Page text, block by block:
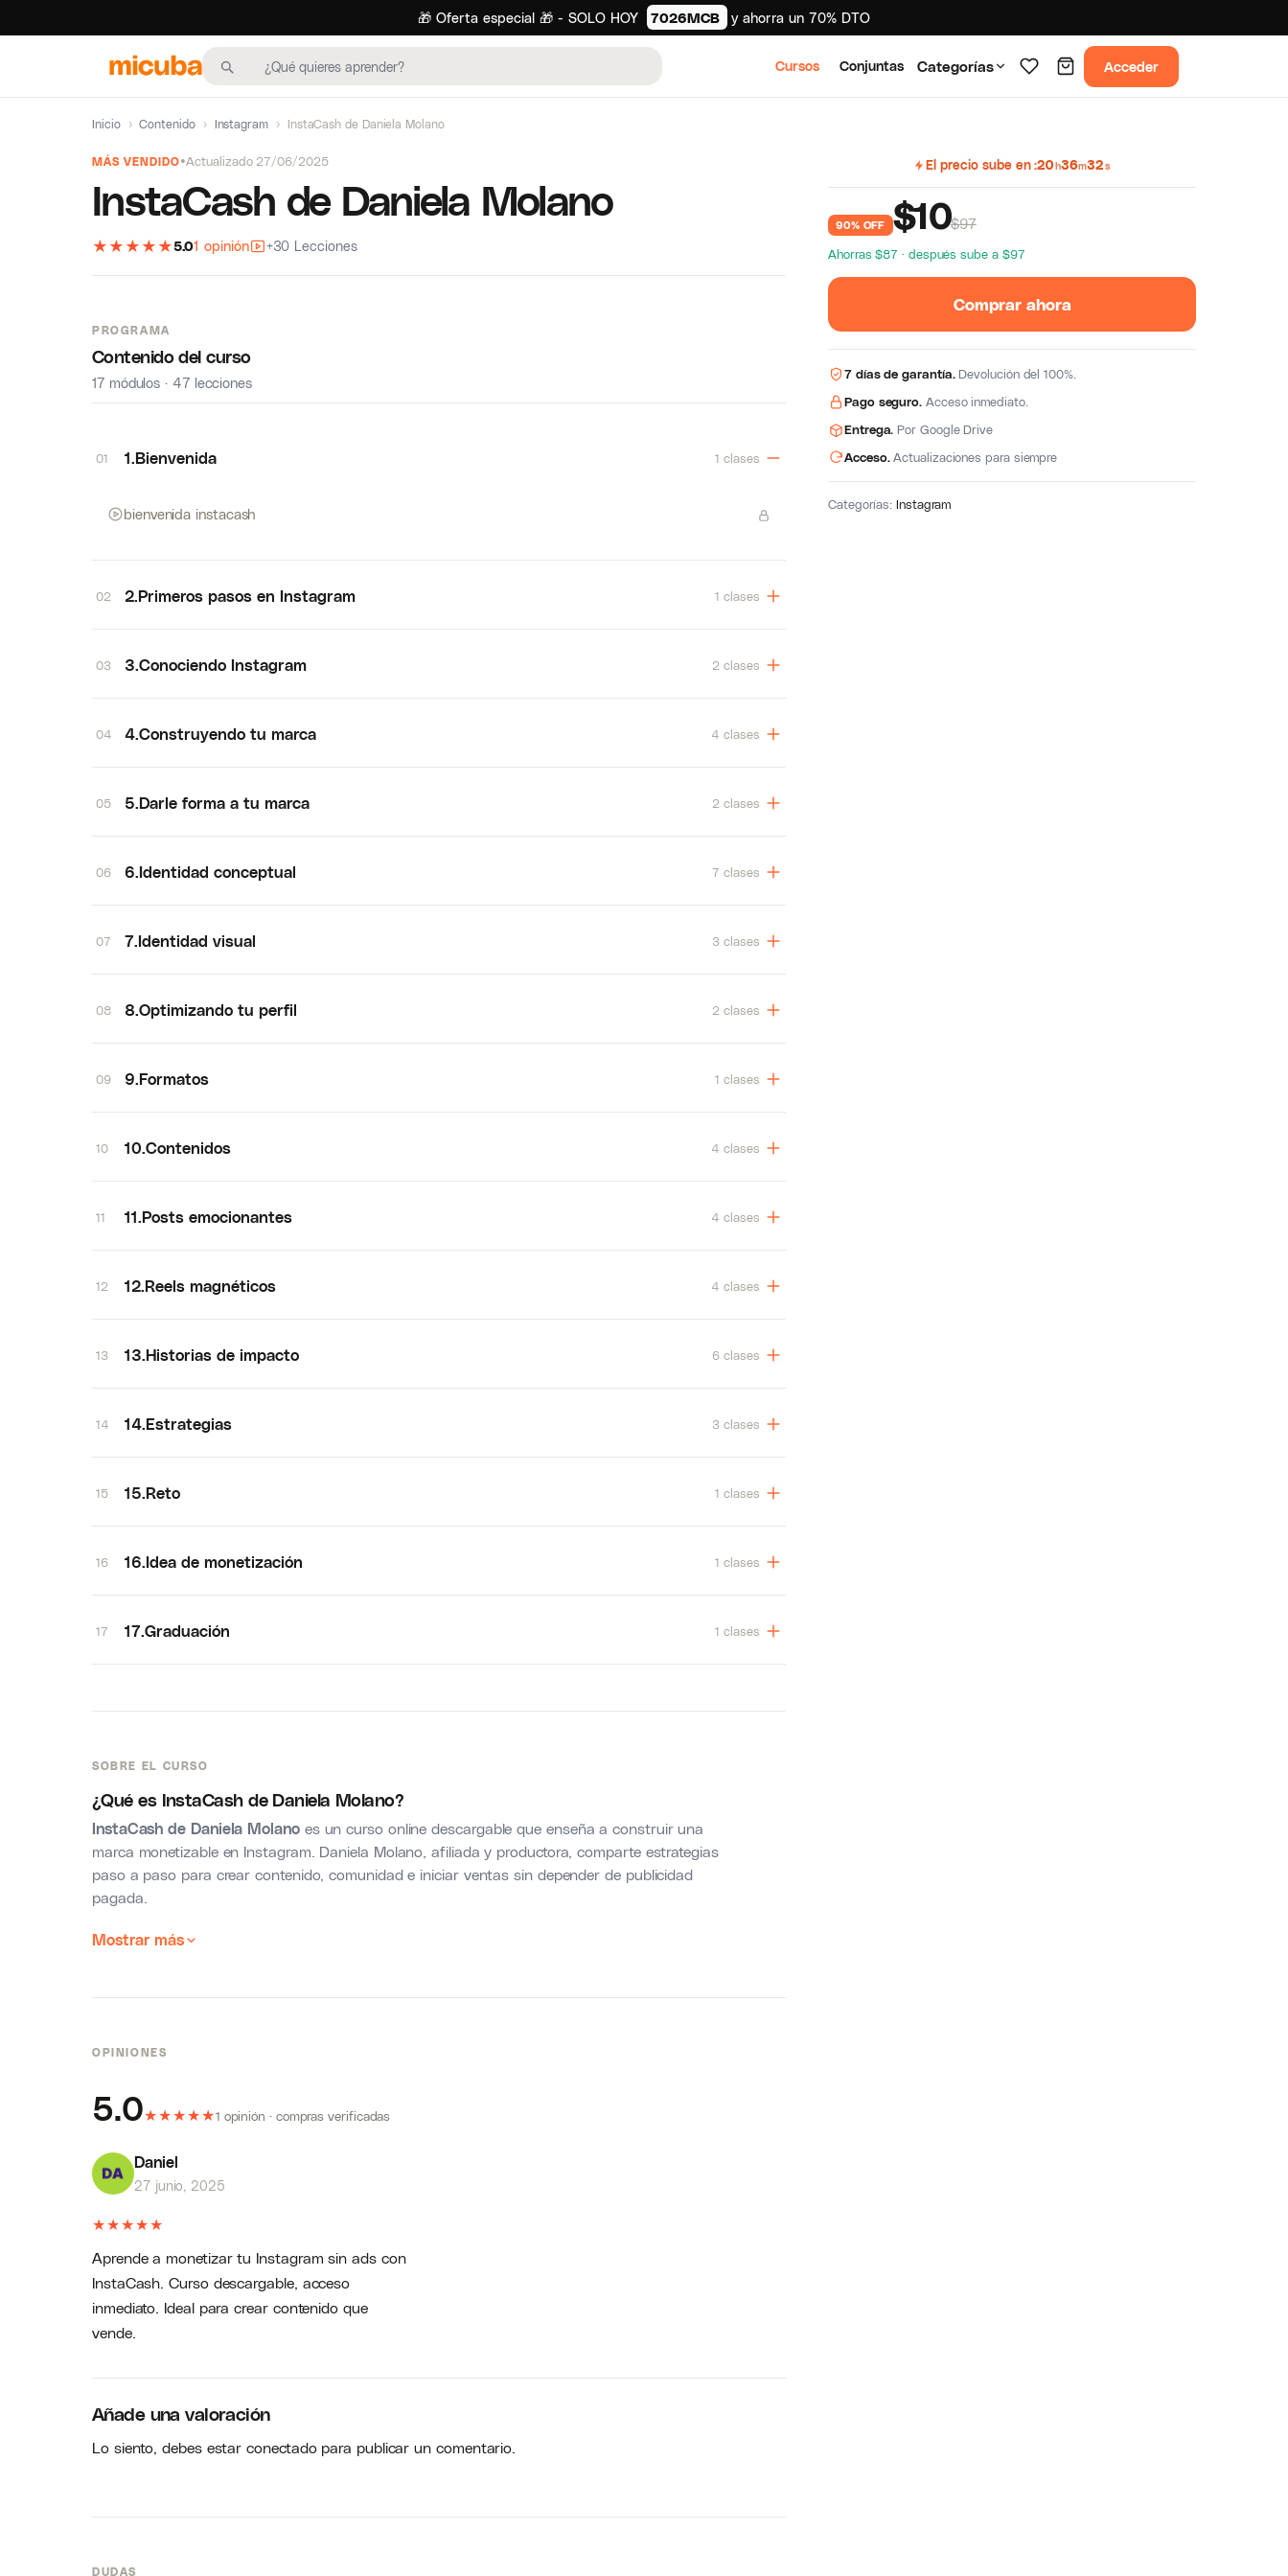
🎁 Oferta especial 🎁 - SOLO HOY 7026MCB y ahorra un 70% DTO
Cursos Conjuntas Categorías Acceder
Inicio › Contenido › Instagram › InstaCash de Daniela Molano
MÁS VENDIDO Actualizado 27/06/2025
InstaCash de Daniela Molano
★ ★ ★ ★ ★5.01 opinión +30 Lecciones
SOBRE EL CURSO
¿Qué es InstaCashde Daniela Molano?
InstaCash de Daniela Molanoes un curso online descargable que enseña a construir una
marca monetizable en Instagram. Daniela Molano, afiliada y productora, comparte estrategias
paso a paso para crear contenido, comunidad e iniciar ventas sin depender de publicidad
pagada.
Mostrar más
PROGRAMA
Contenido del curso
17 módulos · 47 lecciones
01 1.Bienvenida 1 clases
bienvenida instacash
02 2.Primeros pasos en Instagram 1 clases
03 3.Conociendo Instagram 2 clases
04 4.Construyendo tu marca 4 clases
05 5.Darle forma a tu marca 2 clases
06 6.Identidad conceptual 7 clases
07 7.Identidad visual 3 clases
08 8.Optimizando tu perfil 2 clases
09 9.Formatos 1 clases
10 10.Contenidos 4 clases
11 11.Posts emocionantes 4 clases
12 12.Reels magnéticos 4 clases
13 13.Historias de impacto 6 clases
14 14.Estrategias 3 clases
15 15.Reto 1 clases
16 16.Idea de monetización 1 clases
17 17.Graduación 1 clases
OPINIONES
5.0★★★★★1 opinión · compras verificadas
Daniel
27 junio, 2025
★★★★★
Aprende a monetizar tu Instagram sin ads con
InstaCash. Curso descargable, acceso
inmediato. Ideal para crear contenido que
vende.
Añade una valoración
Lo siento, debes estarconectadopara publicar un comentario.
DUDAS
El precio sube en 20h36m31s
90% OFF $10$97
Ahorras $87 · después sube a $97
Comprar ahora
7 días de garantía.Devolución del 100%.
Pago seguro. Acceso inmediato.
Entrega. Por Google Drive
Acceso.Actualizaciones para siempre
Categorías:Instagram